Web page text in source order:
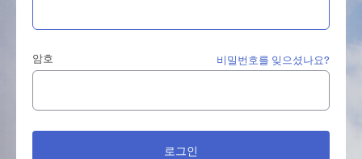
암호 비밀번호를 잊으셨나요?